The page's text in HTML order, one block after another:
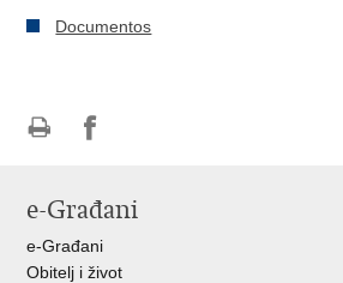
Documentos
Facebooku
e-Građani
e-Građani
Obitelj i život